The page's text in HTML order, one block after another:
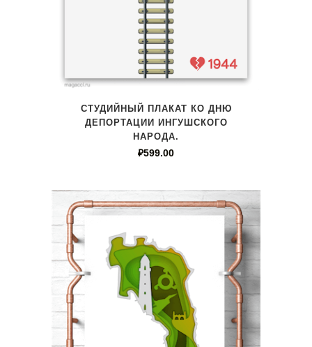
СТУДИЙНЫЙ ПЛАКАТ КО ДНЮ
ДЕПОРТАЦИИ ИНГУШСКОГО
НАРОДА.
₽599.00